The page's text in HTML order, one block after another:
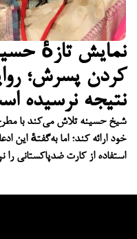
نمایش تازهٔ
کردن پسرش؛
نتیجه نرسیده
شیخ حسینه تلاش می‌کند با
خود ارائه کند؛ اما به‌گفتهٔ این
استفاده از کارت ضدپاکستانی را